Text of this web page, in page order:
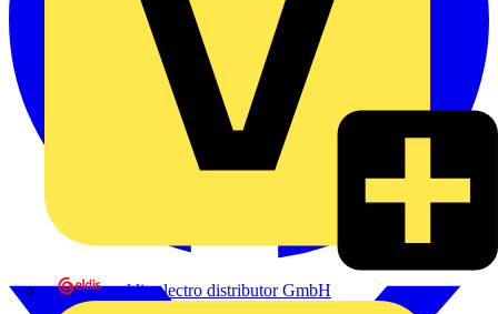
eldis electro distributor GmbH